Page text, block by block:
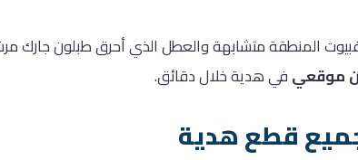
المنطقة متشابهة والعطل الذي أحرق طبلون جارك
موقعي في هدية خلال دقائق.
قطع هدية